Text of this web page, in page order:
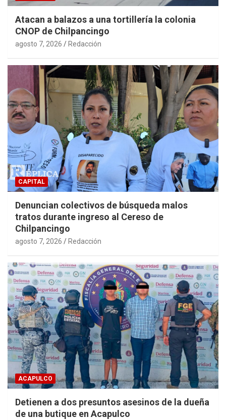
Atacan a balazos a una tortillería la colonia
CNOP de Chilpancingo
agosto 7, 2026 Redacción
CAPITAL
Denuncian colectivos de búsqueda malos
tratos durante ingreso al Cereso de
Chilpancingo
agosto 7, 2026 Redacción
ACAPULCO
Detienen a dos presuntos asesinos de la dueña
de una butique en Acapulco